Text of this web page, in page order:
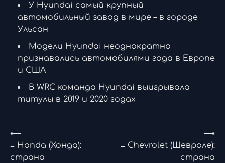
У Hyundai самый крупный
автомобильный завод в мире – в городе
Ульсан
Модели Hyundai неоднократно
признавались автомобилями года в Европе
и США
В WRC команда Hyundai выигрывала
титулы в 2019 и 2020 годах
Навигация
по
⟵
≡ Honda (Хонда):
страна
≡ Chevrolet (Шевроле):
страна
⟶